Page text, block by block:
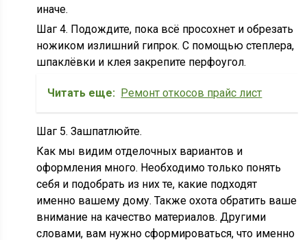
иначе.
Шаг 4. Подождите, пока всё просохнет и обрезать
ножиком излишний гипрок. С помощью степлера,
шпаклёвки и клея закрепите перфоугол.
Читать еще: Ремонт откосов прайс лист
Шаг 5. Зашпатлюйте.
Как мы видим отделочных вариантов и
оформления много. Необходимо только понять
себя и подобрать из них те, какие подходят
именно вашему дому. Также охота обратить ваше
внимание на качество материалов. Другими
словами, вам нужно сформироваться, что именно